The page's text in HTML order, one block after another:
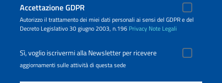
Accettazione GDPR
Autorizzo il trattamento dei miei dati personali ai sensi del GDPR e del
Decreto Legislativo 30 giugno 2003, n.196 Privacy Note Legali
Sì, voglio iscrivermi alla Newsletter per ricevere
aggiornamenti sulle attività di questa sede